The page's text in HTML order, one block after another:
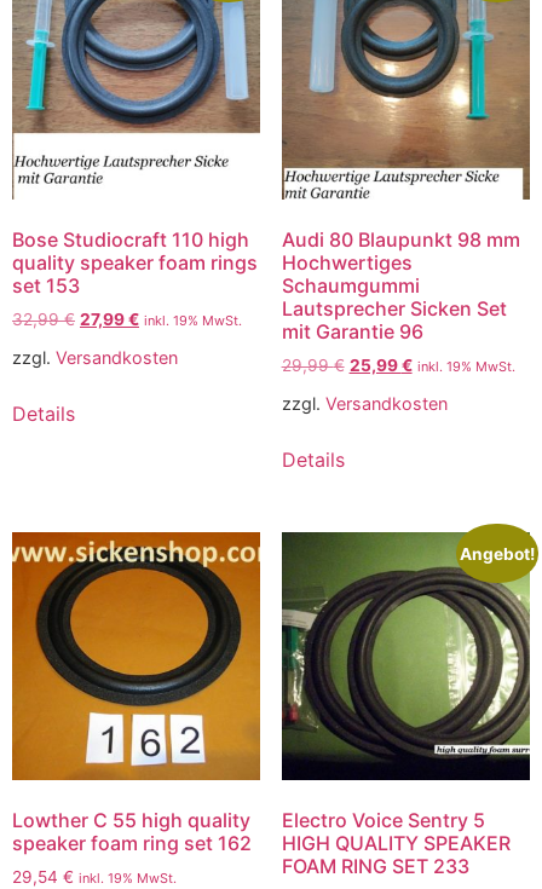
Bose Studiocraft 110 high
quality speaker foam rings
set 153
32,99€ 27,99€ inkl. 19% MwSt.
zzgl. Versandkosten
Details
Audi 80 Blaupunkt 98 mm
Hochwertiges
Schaumgummi
Lautsprecher Sicken Set
mit Garantie 96
29,99€ 25,99€ inkl. 19% MwSt.
zzgl. Versandkosten
Details
Lowther C 55 high quality
speaker foam ring set 162
29,54 € inkl. 19% MwSt.
Angebot!
Electro Voice Sentry 5
HIGH QUALITY SPEAKER
FOAM RING SET 233